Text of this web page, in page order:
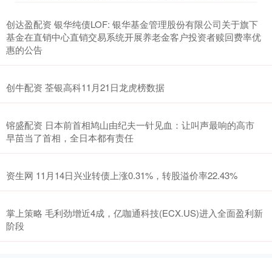
创达盈配资 银华纯债LOF: 银华基金管理股份有限公司关于旗下
基金在直销中心直销交易系统开展养老金客户投资者赎回费率优
惠的公告
创牛配资 荃银高科11月21日龙虎榜数据
镕盛配资 日本前首相鸠山由纪夫一针见血：让叫声最响的高市
早苗当了首相，全日本都有责任
资生网 11月14日兴业转债上涨0.31%，转股溢价率22.43%
掌上策略 毛利劲增近4成，亿咖通科技(ECX.US)进入全面盈利新
阶段